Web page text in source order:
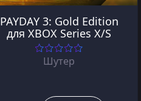
PAYDAY 3: Gold Edition
для XBOX Series X/S
Шутер